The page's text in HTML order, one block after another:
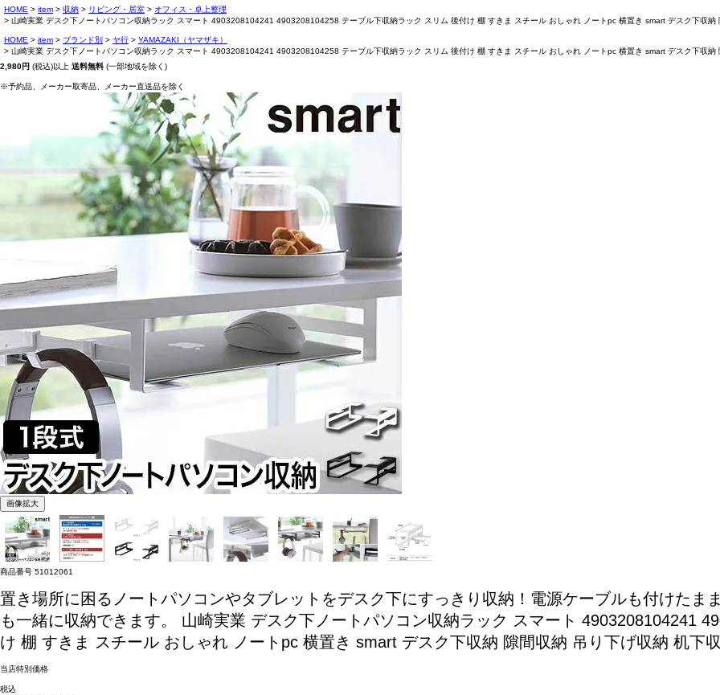
HOME item 収納 リビング・居室
オフィス・卓上整理
山崎実業 デスク下ノートパソコン収納ラック スマート 4903208104241 4903208104258 テーブル下収納ラック スリム 後付け 棚 すきま スチール おしゃれ ノートpc 横置き smart デスク下収納
HOME item ブランド別 ヤ行
YAMAZAKI（ヤマザキ）
山崎実業 デスク下ノートパソコン収納ラック スマート 4903208104241 4903208104258 テーブル下収納ラック スリム 後付け 棚 すきま スチール おしゃれ ノートpc 横置き smart デスク下収納
2,980円 (税込)以上 送料無料 (一部地域を除く)
※予約品、メーカー取寄品、メーカー直送品を除く
画像拡大
商品番号 51012061
置き場所に困るノートパソコンやタブレットをデスク下にすっきり収納！電源ケーブルも付けたま
も一緒に収納できます。
山崎実業 デスク下ノートパソコン収納ラック スマート 4903208104241
け 棚 すきま スチール おしゃれ ノートpc 横置き smart デスク下収納 隙間収納 吊り下げ収納 机下
当店特別価格
税込